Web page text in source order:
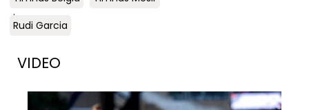
.
Rudi Garcia
VIDEO